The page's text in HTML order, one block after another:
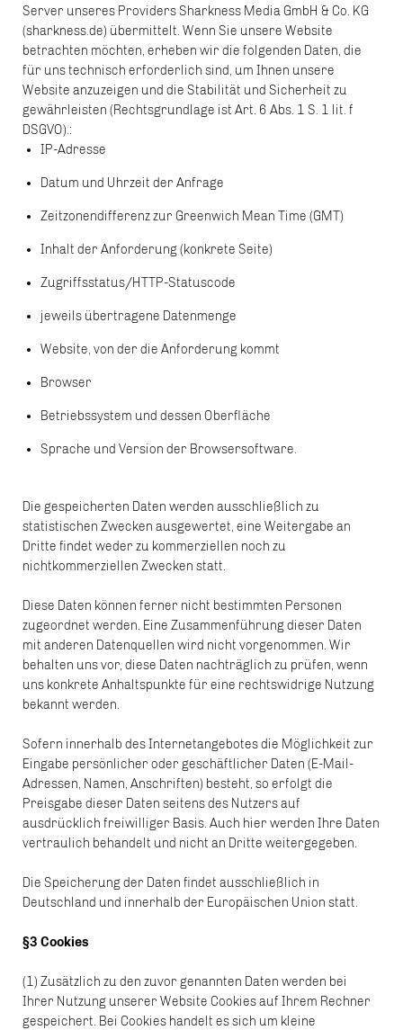
Server unseres Providers Sharkness Media GmbH & Co. KG
(sharkness.de) übermittelt. Wenn Sie unsere Website
betrachten möchten, erheben wir die folgenden Daten, die
für uns technisch erforderlich sind, um Ihnen unsere
Website anzuzeigen und die Stabilität und Sicherheit zu
gewährleisten (Rechtsgrundlage ist Art. 6 Abs. 1 S. 1 lit. f
DSGVO).:
IP-Adresse
Datum und Uhrzeit der Anfrage
Zeitzonendifferenz zur Greenwich Mean Time (GMT)
Inhalt der Anforderung (konkrete Seite)
Zugriffsstatus/HTTP-Statuscode
jeweils übertragene Datenmenge
Website, von der die Anforderung kommt
Browser
Betriebssystem und dessen Oberfläche
Sprache und Version der Browsersoftware.
Die gespeicherten Daten werden ausschließlich zu
statistischen Zwecken ausgewertet, eine Weitergabe an
Dritte findet weder zu kommerziellen noch zu
nichtkommerziellen Zwecken statt.
Diese Daten können ferner nicht bestimmten Personen
zugeordnet werden. Eine Zusammenführung dieser Daten
mit anderen Datenquellen wird nicht vorgenommen. Wir
behalten uns vor, diese Daten nachträglich zu prüfen, wenn
uns konkrete Anhaltspunkte für eine rechtswidrige Nutzung
bekannt werden.
Sofern innerhalb des Internetangebotes die Möglichkeit zur
Eingabe persönlicher oder geschäftlicher Daten (E-Mail-
Adressen, Namen, Anschriften) besteht, so erfolgt die
Preisgabe dieser Daten seitens des Nutzers auf
ausdrücklich freiwilliger Basis. Auch hier werden Ihre Daten
vertraulich behandelt und nicht an Dritte weitergegeben.
Die Speicherung der Daten findet ausschließlich in
Deutschland und innerhalb der Europäischen Union statt.
§3 Cookies
(1) Zusätzlich zu den zuvor genannten Daten werden bei
Ihrer Nutzung unserer Website Cookies auf Ihrem Rechner
gespeichert. Bei Cookies handelt es sich um kleine